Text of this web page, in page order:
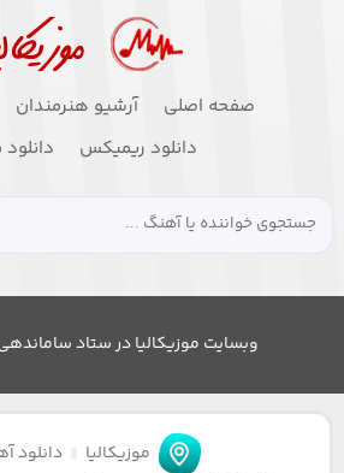
صفحه اصلی آرشیو هنرمندان
دانلود ریمیکس
وبسایت موزیکالیا در ستاد
موزیکالیا
دانلود